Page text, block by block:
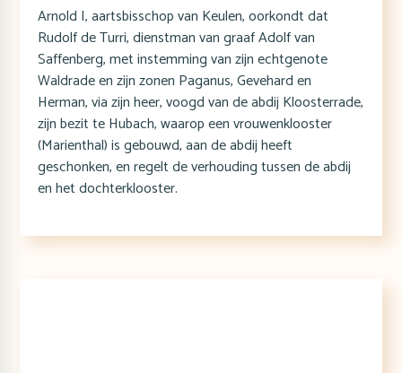
Arnold I, aartsbisschop van Keulen, oorkondt dat
Rudolf de Turri, dienstman van graaf Adolf van
Saffenberg, met instemming van zijn echtgenote
Waldrade en zijn zonen Paganus, Gevehard en
Herman, via zijn heer, voogd van de abdij Kloosterrade,
zijn bezit te Hubach, waarop een vrouwenklooster
(Marienthal) is gebouwd, aan de abdij heeft
geschonken, en regelt de verhouding tussen de abdij
en het dochterklooster.